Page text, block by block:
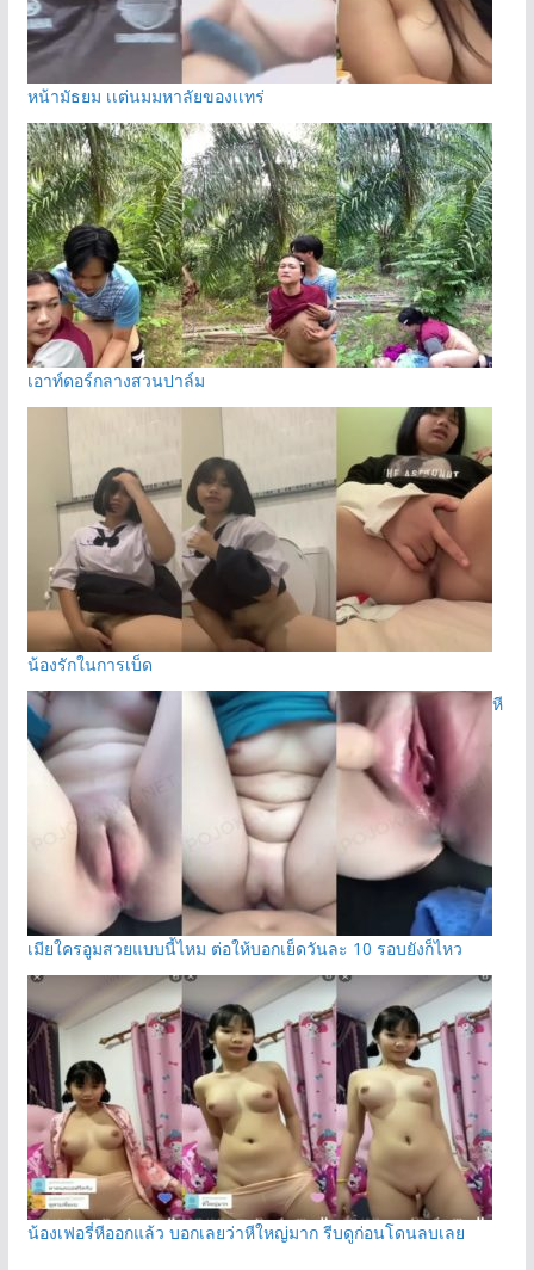
หน้ามัธยม เเต่นมมหาลัยของเเทร่
เอาท์ดอร์กลางสวนปาล์ม
น้องรักในการเบ็ด
หี
เมียใครอูมสวยแบบนี้ไหม ต่อให้บอกเย็ดวันละ 10 รอบยังก็ไหว
น้องเฟอรี่หีออกแล้ว บอกเลยว่าหีใหญ่มาก รีบดูก่อนโดนลบเลย